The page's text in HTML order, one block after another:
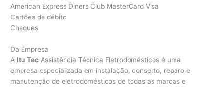
American Express Diners Club MasterCard Visa
Cartões de débito
Cheques
Da Empresa
A Itu Tec Assistência Técnica Eletrodomésticos é uma
empresa especializada em instalação, conserto, reparo e
manutenção de eletrodomésticos de todas as marcas e